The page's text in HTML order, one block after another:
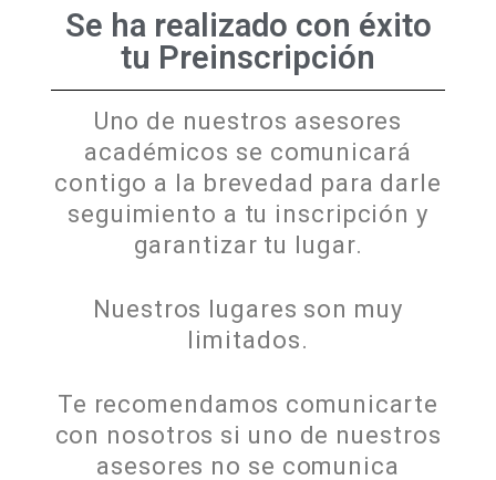
Se ha realizado con éxito
tu Preinscripción
Uno de nuestros asesores
académicos se comunicará
contigo a la brevedad para darle
seguimiento a tu inscripción y
garantizar tu lugar.
Nuestros lugares son muy
limitados.
Te recomendamos comunicarte
con nosotros si uno de nuestros
asesores no se comunica